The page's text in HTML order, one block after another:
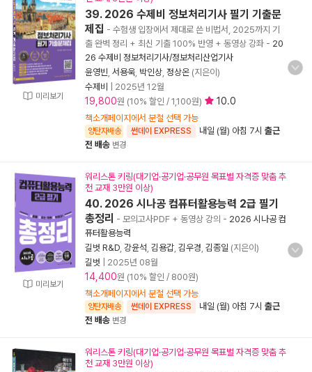
미리보기
39. 2026 수제비 정보처리기사 필기 기출문
제집 - 수험생 입장에서 제대로 쓴 비법서, 2025까지 기
출 완벽 정리 + 최신 기출 100% 반영 + 동영상 강좌 - 20
26 수제비 정보처리기사/정보처리산업기사
윤영빈 서용욱 박인상 정상온 (지은이)
수제비
2025년 12월
19,800원 (10% 할인 / 1,100원) 10.0
책소개페이지에서 분철 선택 가능
양탄자배송 썬데이 EXPRESS 내일 (월) 아침 7시 출근
전 배송 변경
미리보기
워리스톤 키링(대기업·공기업·공무원 목표별 자격증 맞춤 추
천 교재 3만원 이상)
40. 2026 시나공 컴퓨터활용능력 2급 필기
총정리 - 모의고사PDF + 동영상 강의 - 2026 시나공 컴
퓨터활용능력
길벗 R&D 강윤석 김용갑 김우경 김종일 (지은이)
길벗
2025년 08월
14,400원 (10% 할인 / 800원)
책소개페이지에서 분철 선택 가능
양탄자배송 썬데이 EXPRESS 내일 (월) 아침 7시 출근
전 배송 변경
워리스톤 키링(대기업·공기업·공무원 목표별 자격증 맞춤 추
천 교재 3만원 이상)